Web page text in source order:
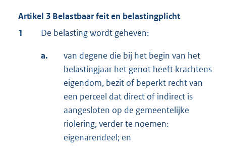
Artikel 3 Belastbaar feit en belastingplicht
1
De belasting wordt geheven:
a.
van degene die bij het begin van het
belastingjaar het genot heeft krachtens
eigendom, bezit of beperkt recht van
een perceel dat direct of indirect is
aangesloten op de gemeentelijke
riolering, verder te noemen:
eigenarendeel; en